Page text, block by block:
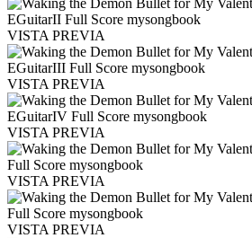
VISTA PREVIA
VISTA PREVIA
VISTA PREVIA
VISTA PREVIA
VISTA PREVIA